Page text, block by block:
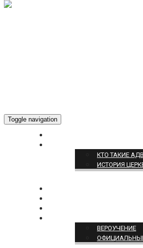
Toggle navigation
КТО ТАКИЕ
ИСТОРИЯ
ВЕРОУЧЕНИЕ